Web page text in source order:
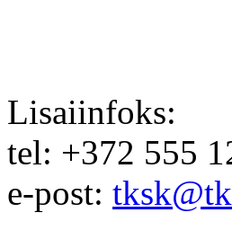
Lisaiinfoks:
tel: +372 555
e-post: